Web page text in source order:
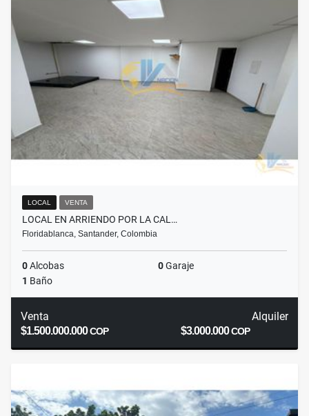
LOCAL VENTA
LOCAL EN ARRIENDO POR LA CAL…
Floridablanca, Santander, Colombia
0Alcobas 0Garaje
1 Baño
Venta
$1.500.000.000COP
Alquiler
$3.000.000COP